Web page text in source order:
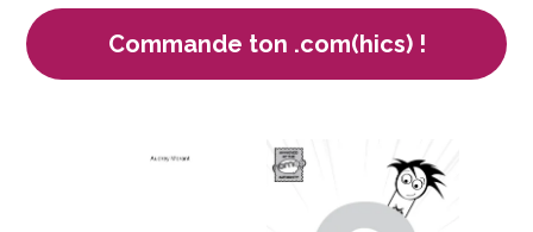
Commande ton .com(hics) !